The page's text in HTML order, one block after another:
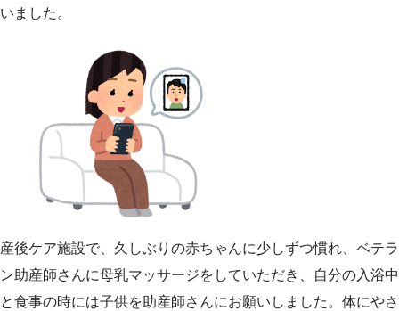
いました。
産後ケア施設で、久しぶりの赤ちゃんに少しずつ慣れ、ベテラ
ン助産師さんに母乳マッサージをしていただき、自分の入浴中
と食事の時には子供を助産師さんにお願いしました。体にやさ